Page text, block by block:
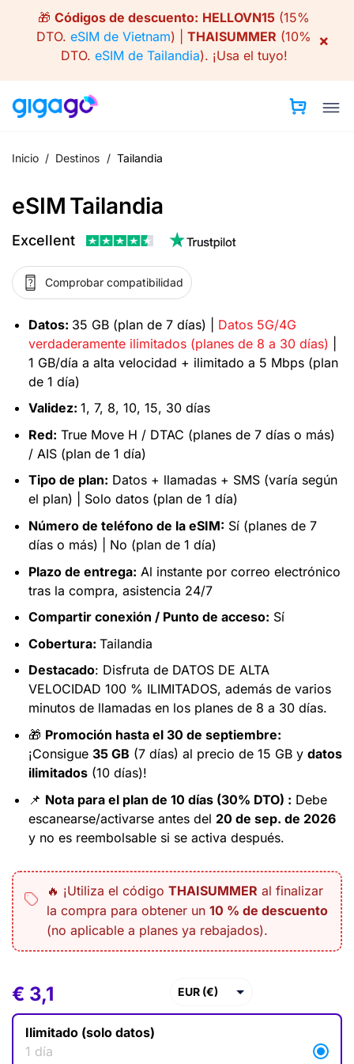
🎁 Códigos de descuento: HELLOVN15 (15%
DTO. eSIM de Vietnam) | THAISUMMER (10%
DTO. eSIM de Tailandia). ¡Usa el tuyo!
×
Inicio / Destinos / Tailandia
eSIM Tailandia
Excellent
Comprobar compatibilidad
Datos: 35 GB (plan de 7 días) | Datos 5G/4G
verdaderamente ilimitados (planes de 8 a 30 días)
1 GB/día a alta velocidad + ilimitado a 5 Mbps (plan
de 1 día)
Validez: 1, 7, 8, 10, 15, 30 días
Red: True Move H / DTAC (planes de 7 días o más)
/ AIS (plan de 1 día)
Tipo de plan: Datos + llamadas + SMS (varía según
el plan) | Solo datos (plan de 1 día)
Número de teléfono de la eSIM: Sí (planes de 7
días o más) | No (plan de 1 día)
Plazo de entrega: Al instante por correo electrónico
tras la compra, asistencia 24/7
Compartir conexión / Punto de acceso: Sí
Cobertura: Tailandia
Destacado: Disfruta de DATOS DE ALTA
VELOCIDAD 100 % ILIMITADOS, además de varios
minutos de llamadas en los planes de 8 a 30 días.
🎁 Promoción hasta el 30 de septiembre:
¡Consigue 35 GB (7 días) al precio de 15 GB y datos
ilimitados(10 días)!
📌 Nota para el plan de 10 días (30% DTO) : Debe
escanearse/activarse antes del 20 de sep. de 2026
y no es reembolsable si se activa después.
🔥 ¡Utiliza el código THAISUMMER al finalizar
la compra para obtener un 10 % de descuento
(no aplicable a planes ya rebajados).
€ 3,1 EUR (€)
Ilimitado (solo datos)
1 día
€ 3,1